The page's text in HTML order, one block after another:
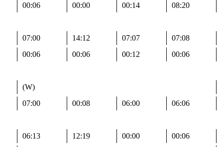
00:06 00:00 00:14 08:20
07:00 14:12 07:07
07:08
00:06 00:06 00:12 00:06
(W)
07:00 00:08 06:00 06:06
06:13 12:19 00:00
00:06